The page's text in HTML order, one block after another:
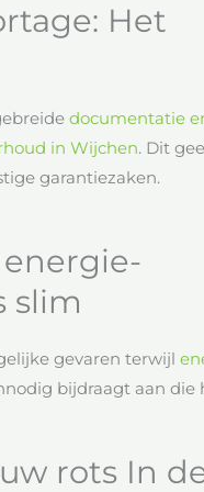
Het
documentatie
in Wijchen. Dit
garantiezaken.
slim
gevaren terwijl
bijdraagt aan die
rots In